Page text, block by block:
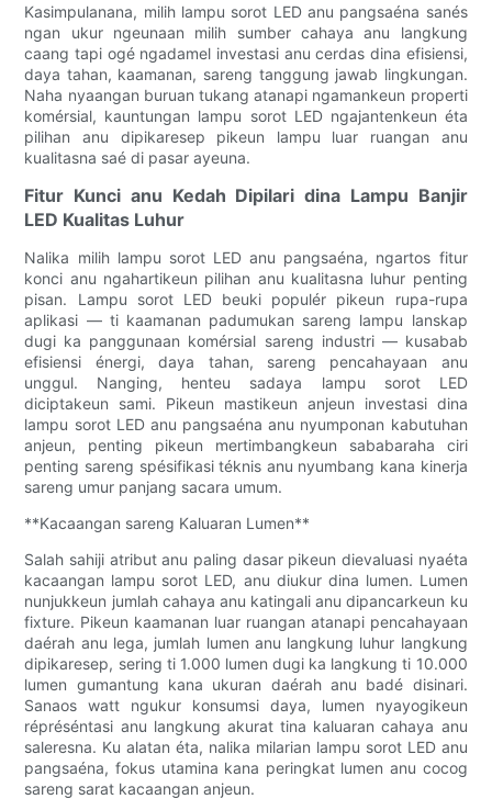
Kasimpulanana, milih lampu sorot LED anu pangsaéna sanés
ngan ukur ngeunaan milih sumber cahaya anu langkung
caang tapi ogé ngadamel investasi anu cerdas dina efisiensi,
daya tahan, kaamanan, sareng tanggung jawab lingkungan.
Naha nyaangan buruan tukang atanapi ngamankeun properti
komérsial, kauntungan lampu sorot LED ngajantenkeun éta
pilihan anu dipikaresep pikeun lampu luar ruangan anu
kualitasna saé di pasar ayeuna.
Fitur Kunci anu Kedah Dipilari dina Lampu Banjir
LED Kualitas Luhur
Nalika milih lampu sorot LED anu pangsaéna, ngartos fitur
konci anu ngahartikeun pilihan anu kualitasna luhur penting
pisan. Lampu sorot LED beuki populér pikeun rupa-rupa
aplikasi — ti kaamanan padumukan sareng lampu lanskap
dugi ka panggunaan komérsial sareng industri — kusabab
efisiensi énergi, daya tahan, sareng pencahayaan anu
unggul. Nanging, henteu sadaya lampu sorot LED
diciptakeun sami. Pikeun mastikeun anjeun investasi dina
lampu sorot LED anu pangsaéna anu nyumponan kabutuhan
anjeun, penting pikeun mertimbangkeun sababaraha ciri
penting sareng spésifikasi téknis anu nyumbang kana kinerja
sareng umur panjang sacara umum.
**Kacaangan sareng Kaluaran Lumen**
Salah sahiji atribut anu paling dasar pikeun dievaluasi nyaéta
kacaangan lampu sorot LED, anu diukur dina lumen. Lumen
nunjukkeun jumlah cahaya anu katingali anu dipancarkeun ku
fixture. Pikeun kaamanan luar ruangan atanapi pencahayaan
daérah anu lega, jumlah lumen anu langkung luhur langkung
dipikaresep, sering ti 1.000 lumen dugi ka langkung ti 10.000
lumen gumantung kana ukuran daérah anu badé disinari.
Sanaos watt ngukur konsumsi daya, lumen nyayogikeun
répréséntasi anu langkung akurat tina kaluaran cahaya anu
saleresna. Ku alatan éta, nalika milarian lampu sorot LED anu
pangsaéna, fokus utamina kana peringkat lumen anu cocog
sareng sarat kacaangan anjeun.